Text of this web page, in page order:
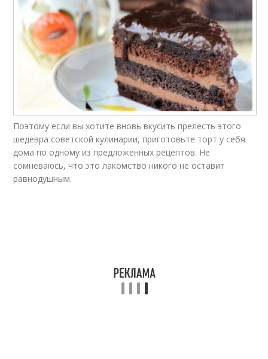
Поэтому если вы хотите вновь вкусить прелесть этого
шедевра советской кулинарии, приготовьте торт у себя
дома по одному из предложенных рецептов. Не
сомневаюсь, что это лакомство никого не оставит
равнодушным.